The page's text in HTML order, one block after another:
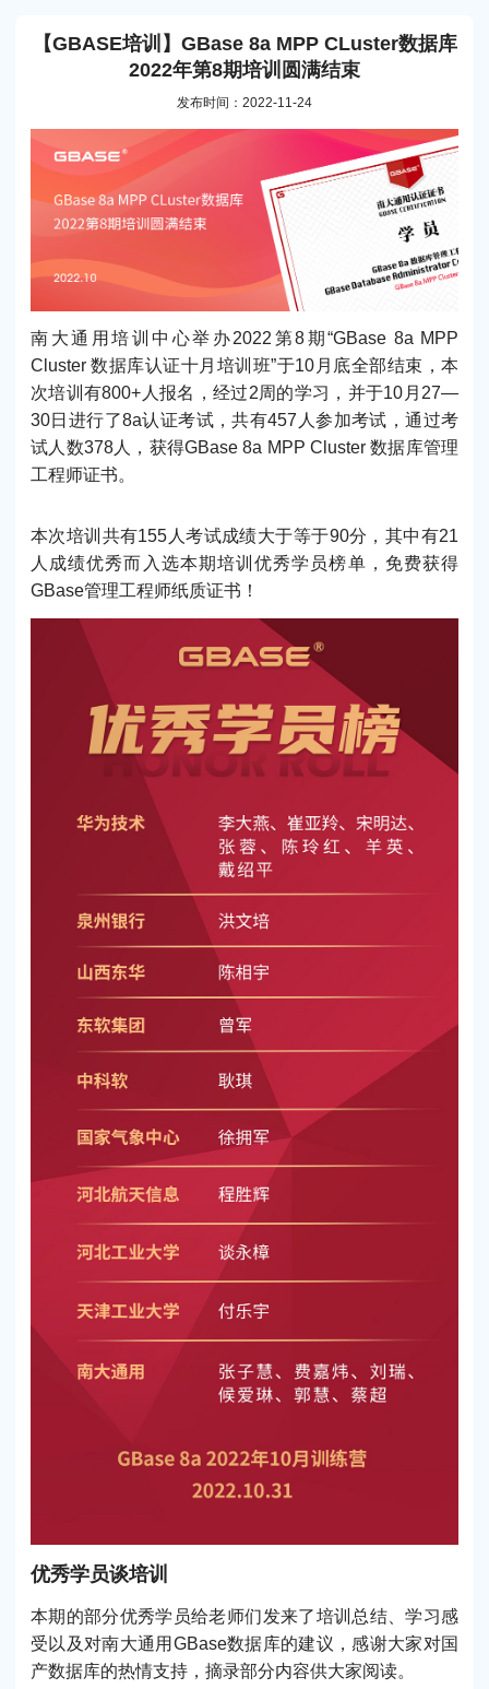
【GBASE培训】GBase 8a MPP CLuster数据库
2022年第8期培训圆满结束
发布时间：2022-11-24
南大通用培训中心举办2022第8期“GBase 8a MPP
Cluster 数据库认证十月培训班”于10月底全部结束，本
次培训有800+人报名，经过2周的学习，并于10月27—
30日进行了8a认证考试，共有457人参加考试，通过考
试人数378人，获得GBase 8a MPP Cluster 数据库管理
工程师证书。
本次培训共有155人考试成绩大于等于90分，其中有21
人成绩优秀而入选本期培训优秀学员榜单，免费获得
GBase管理工程师纸质证书！
优秀学员谈培训
本期的部分优秀学员给老师们发来了培训总结、学习感
受以及对南大通用GBase数据库的建议，感谢大家对国
产数据库的热情支持，摘录部分内容供大家阅读。